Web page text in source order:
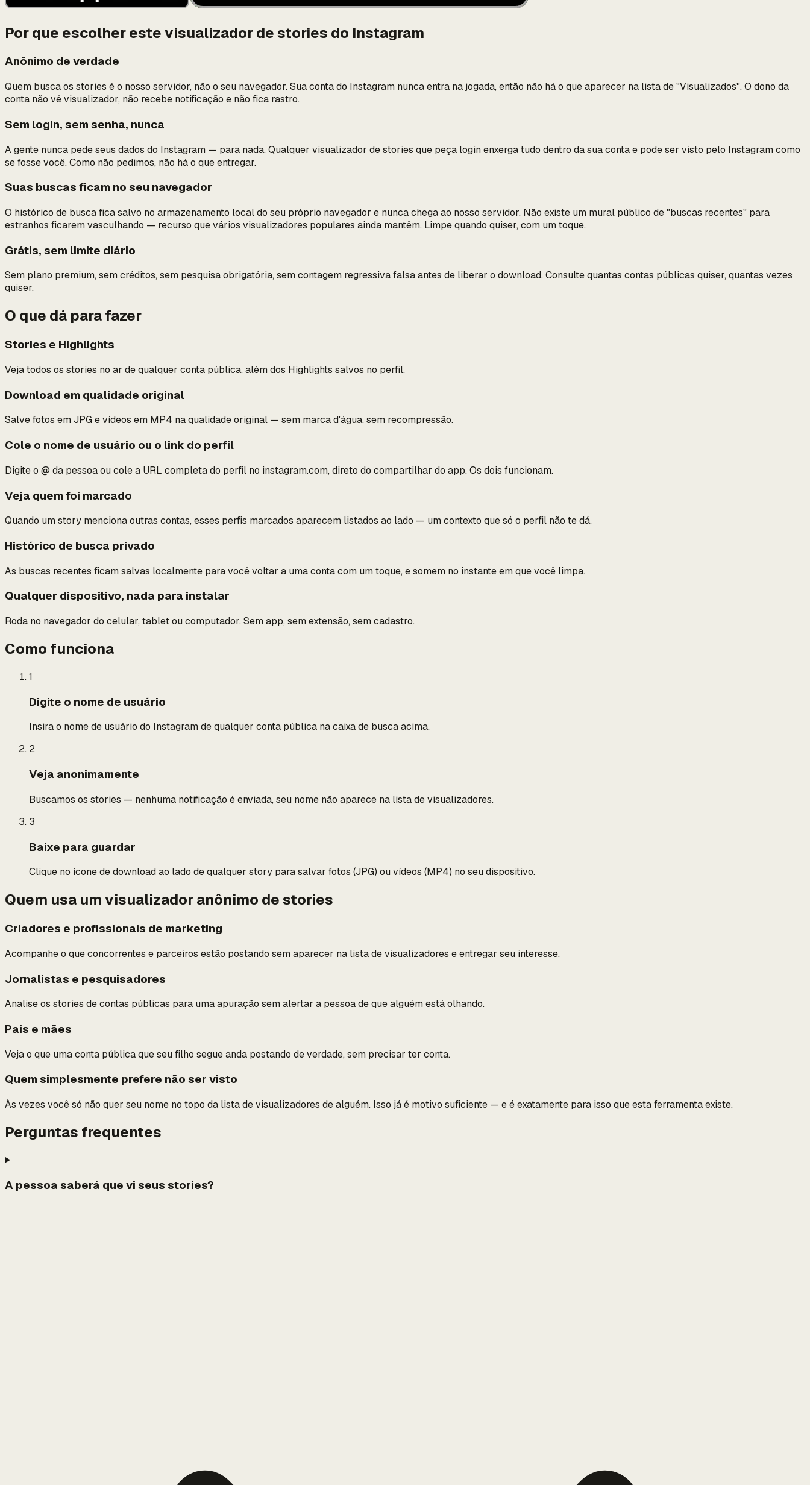
Por que escolher este visualizador de stories do Instagram
Anônimo de verdade
Quem busca os stories é o nosso servidor, não o seu navegador. Sua conta do Instagram nunca entra na jogada, então não há o que aparecer na lista de "Visualizados". O dono da
conta não vê visualizador, não recebe notificação e não fica rastro.
Sem login, sem senha, nunca
A gente nunca pede seus dados do Instagram — para nada. Qualquer visualizador de stories que peça login enxerga tudo dentro da sua conta e pode ser visto pelo Instagram como
se fosse você. Como não pedimos, não há o que entregar.
Suas buscas ficam no seu navegador
O histórico de busca fica salvo no armazenamento local do seu próprio navegador e nunca chega ao nosso servidor. Não existe um mural público de "buscas recentes" para
estranhos ficarem vasculhando — recurso que vários visualizadores populares ainda mantêm. Limpe quando quiser, com um toque.
Grátis, sem limite diário
Sem plano premium, sem créditos, sem pesquisa obrigatória, sem contagem regressiva falsa antes de liberar o download. Consulte quantas contas públicas quiser, quantas vezes
quiser.
O que dá para fazer
Stories e Highlights
Veja todos os stories no ar de qualquer conta pública, além dos Highlights salvos no perfil.
Download em qualidade original
Salve fotos em JPG e vídeos em MP4 na qualidade original — sem marca d'água, sem recompressão.
Cole o nome de usuário ou o link do perfil
Digite o @ da pessoa ou cole a URL completa do perfil no instagram.com, direto do compartilhar do app. Os dois funcionam.
Veja quem foi marcado
Quando um story menciona outras contas, esses perfis marcados aparecem listados ao lado — um contexto que só o perfil não te dá.
Histórico de busca privado
As buscas recentes ficam salvas localmente para você voltar a uma conta com um toque, e somem no instante em que você limpa.
Qualquer dispositivo, nada para instalar
Roda no navegador do celular, tablet ou computador. Sem app, sem extensão, sem cadastro.
Como funciona
1
Digite o nome de usuário
Insira o nome de usuário do Instagram de qualquer conta pública na caixa de busca acima.
2
Veja anonimamente
Buscamos os stories — nenhuma notificação é enviada, seu nome não aparece na lista de visualizadores.
3
Baixe para guardar
Clique no ícone de download ao lado de qualquer story para salvar fotos (JPG) ou vídeos (MP4) no seu dispositivo.
Quem usa um visualizador anônimo de stories
Criadores e profissionais de marketing
Acompanhe o que concorrentes e parceiros estão postando sem aparecer na lista de visualizadores e entregar seu interesse.
Jornalistas e pesquisadores
Analise os stories de contas públicas para uma apuração sem alertar a pessoa de que alguém está olhando.
Pais e mães
Veja o que uma conta pública que seu filho segue anda postando de verdade, sem precisar ter conta.
Quem simplesmente prefere não ser visto
Às vezes você só não quer seu nome no topo da lista de visualizadores de alguém. Isso já é motivo suficiente — e é exatamente para isso que esta ferramenta existe.
Perguntas frequentes
A pessoa saberá que vi seus stories?